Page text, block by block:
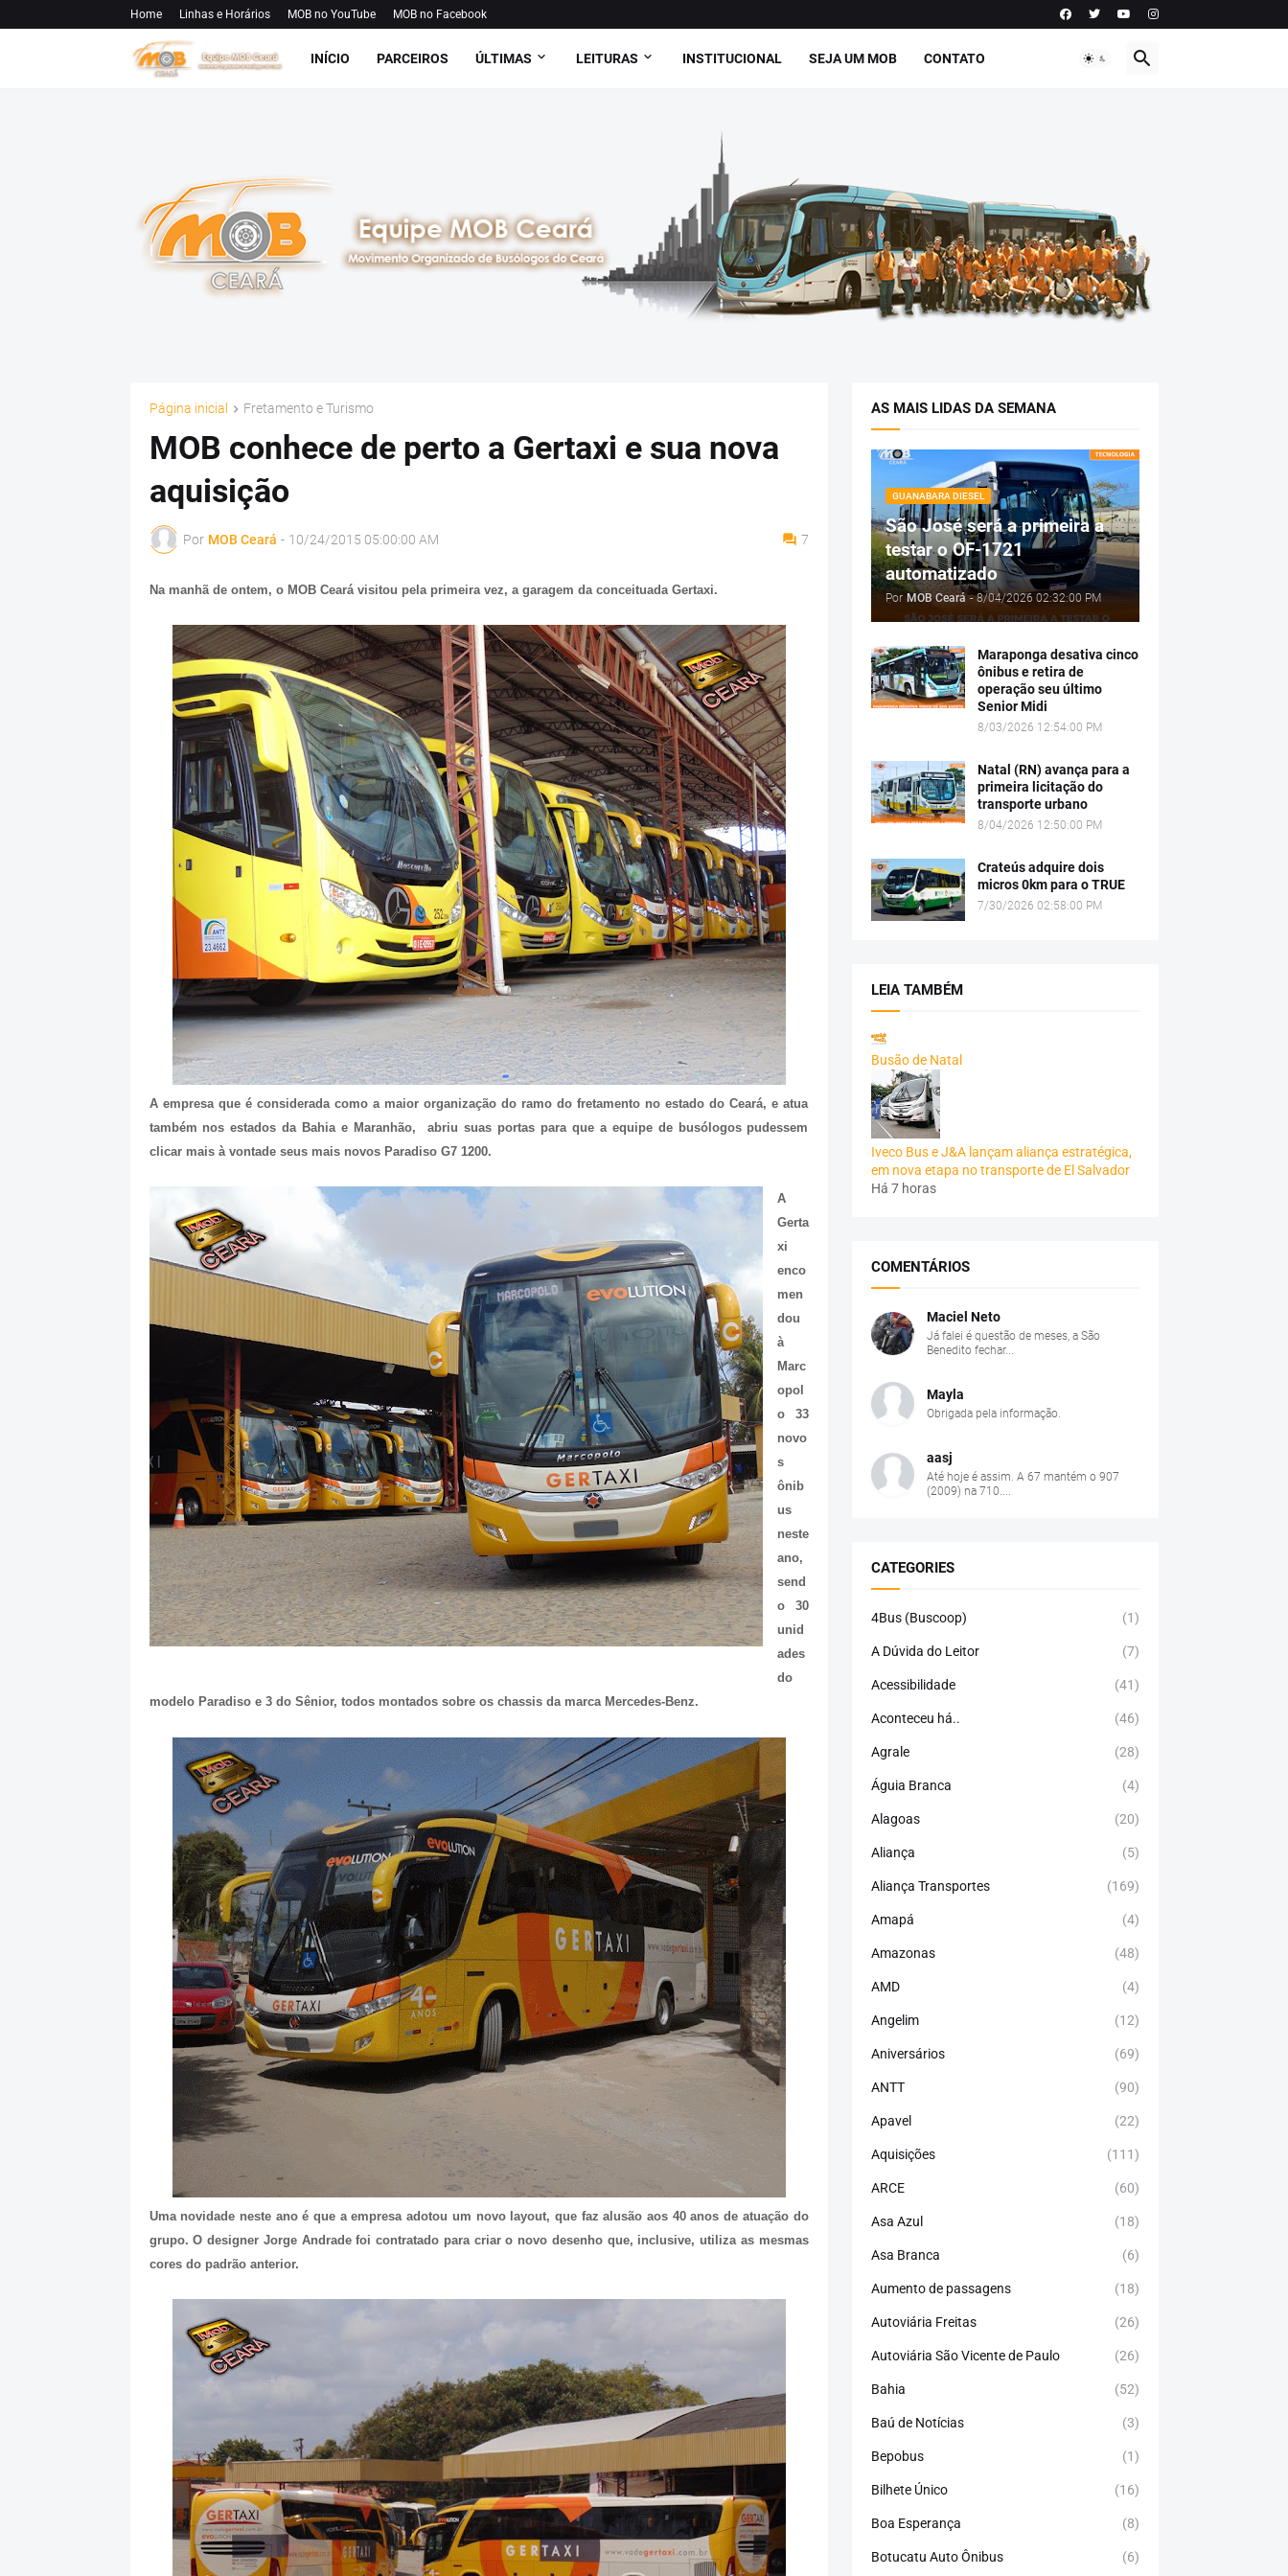
Home Linhas e Horários MOB no YouTube MOB no Facebook
INÍCIO PARCEIROS ÚLTIMAS LEITURAS INSTITUCIONAL SEJA UM MOB CONTATO
Página inicial Fretamento e Turismo
MOB conhece de perto a Gertaxi e sua nova
aquisição
Por MOB Ceará - 10/24/2015 05:00:00 AM 7
Na manhã de ontem, o MOB Ceará visitou pela primeira vez, a garagem da conceituada Gertaxi.
A empresa que é considerada como a maior organização do ramo do fretamento no estado do Ceará, e atua
também nos estados da Bahia e Maranhão, abriu suas portas para que a equipe de busólogos pudessem
clicar mais à vontade seus mais novos Paradiso G7 1200.
A
Gerta
xi
enco
men
dou
à
Marc
opol
o 33
novo
s
ônib
us
neste
ano,
send
o 30
unid
ades
do
modelo Paradiso e 3 do Sênior, todos montados sobre os chassis da marca Mercedes-Benz.
Uma novidade neste ano é que a empresa adotou um novo layout, que faz alusão aos 40 anos de atuação do
grupo. O designer Jorge Andrade foi contratado para criar o novo desenho que, inclusive, utiliza as mesmas
cores do padrão anterior.
AS MAIS LIDAS DA SEMANA
GUANABARA DIESEL
São José será a primeira a
testar o OF-1721
automatizado
Por MOB Ceará - 8/04/2026 02:32:00 PM
Maraponga desativa cinco
ônibus e retira de
operação seu último
Senior Midi
8/03/2026 12:54:00 PM
Natal (RN) avança para a
primeira licitação do
transporte urbano
8/04/2026 12:50:00 PM
Crateús adquire dois
micros 0km para o TRUE
7/30/2026 02:58:00 PM
LEIA TAMBÉM
Busão de Natal
Iveco Bus e J&A lançam aliança estratégica,
em nova etapa no transporte de El Salvador
Há 7 horas
COMENTÁRIOS
Maciel Neto
Já falei é questão de meses, a São
Benedito fechar...
Mayla
Obrigada pela informação.
aasj
Até hoje é assim. A 67 mantém o 907
(2009) na 710....
CATEGORIES
4Bus (Buscoop) (1)
A Dúvida do Leitor (7)
Acessibilidade (41)
Aconteceu há.. (46)
Agrale (28)
Águia Branca (4)
Alagoas (20)
Aliança (5)
Aliança Transportes (169)
Amapá (4)
Amazonas (48)
AMD (4)
Angelim (12)
Aniversários (69)
ANTT (90)
Apavel (22)
Aquisições (111)
ARCE (60)
Asa Azul (18)
Asa Branca (6)
Aumento de passagens (18)
Autoviária Freitas (26)
Autoviária São Vicente de Paulo (26)
Bahia (52)
Baú de Notícias (3)
Bepobus (1)
Bilhete Único (16)
Boa Esperança (8)
Botucatu Auto Ônibus (6)